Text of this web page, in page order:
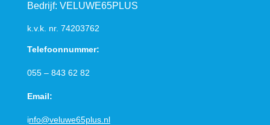
Bedrijf: VELUWE65PLUS
k.v.k. nr. 74203762
Telefoonnummer:
055 – 843 62 82
Email:
info@veluwe65plus.nl